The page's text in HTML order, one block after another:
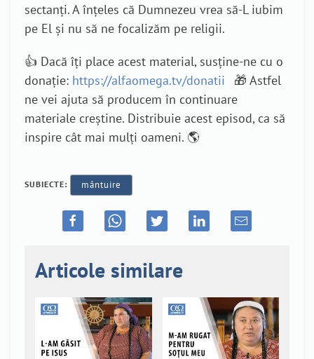
sectanți. A înțeles că Dumnezeu vrea să-L iubim
pe El și nu să ne focalizăm pe religii.
👍 Dacă îți place acest material, susține-ne cu o
donație: https://alfaomega.tv/donatii 🎁 Astfel
ne vei ajuta să producem în continuare
materiale creștine. Distribuie acest episod, ca să
inspire cât mai mulți oameni. 🌎
SUBIECTE: mântuire
Articole similare